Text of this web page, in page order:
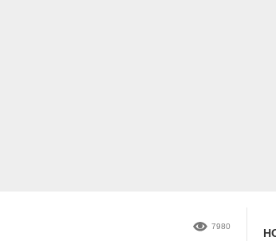
7980